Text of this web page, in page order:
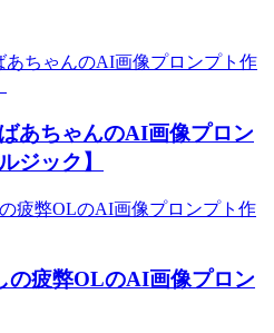
あちゃんのAI画像プロン
ジック】
の疲弊OLのAI画像プロン